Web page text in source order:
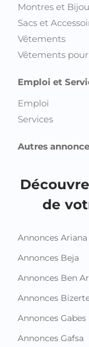
Montres et
Sacs et
Vêtements
Vêtements
Emploi et
Emploi
Services
Autres
de
Annonces Ariana
Annonces Beja
Annonces Ben
Annonces
Annonces Gabes
Annonces Gafsa